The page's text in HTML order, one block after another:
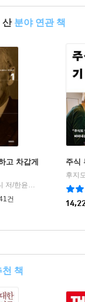
산 분야 연관 책
고 차갑게
미래의창
건
주식
책